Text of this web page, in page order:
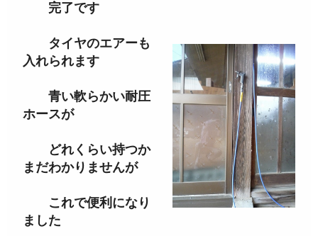
完了です
タイヤのエアーも
入れられます
青い軟らかい耐圧
ホースが
どれくらい持つか
まだわかりませんが
これで便利になり
ました